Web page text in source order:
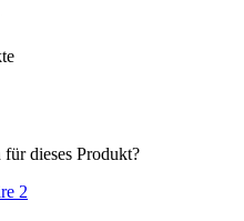
dieses Produkt?
2